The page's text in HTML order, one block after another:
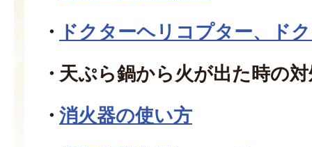
ドクターヘリコプター、ド
天ぷら鍋から火が出た時の
消火器の使い方